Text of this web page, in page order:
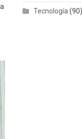
Tecnología (90)